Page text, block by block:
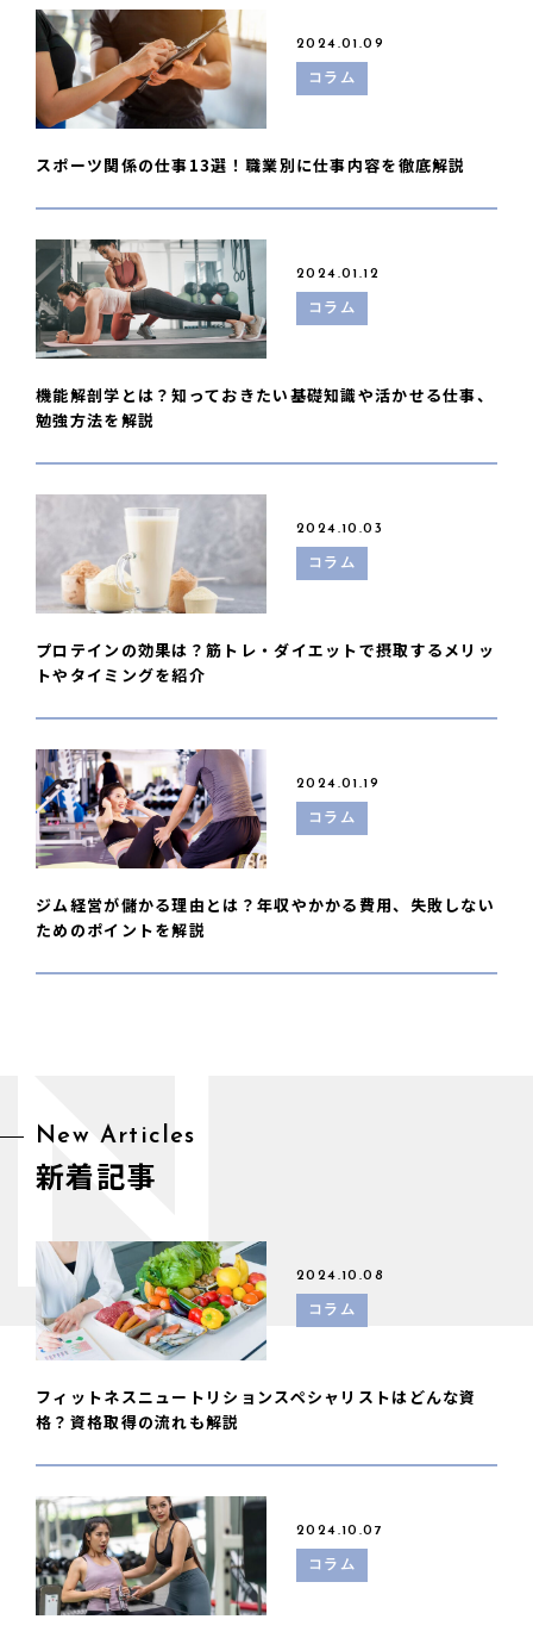
2024.01.09
コラム
スポーツ関係の仕事13選！職業別に仕事内容を徹底解説
2024.01.12
コラム
機能解剖学とは？知っておきたい基礎知識や活かせる仕事、
勉強方法を解説
2024.10.03
コラム
プロテインの効果は？筋トレ・ダイエットで摂取するメリッ
トやタイミングを紹介
2024.01.19
コラム
ジム経営が儲かる理由とは？年収やかかる費用、失敗しない
ためのポイントを解説
New Articles
新着記事
2024.10.08
コラム
フィットネスニュートリションスペシャリストはどんな資
格？資格取得の流れも解説
2024.10.07
コラム